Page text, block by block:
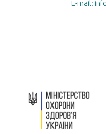
E-mail: